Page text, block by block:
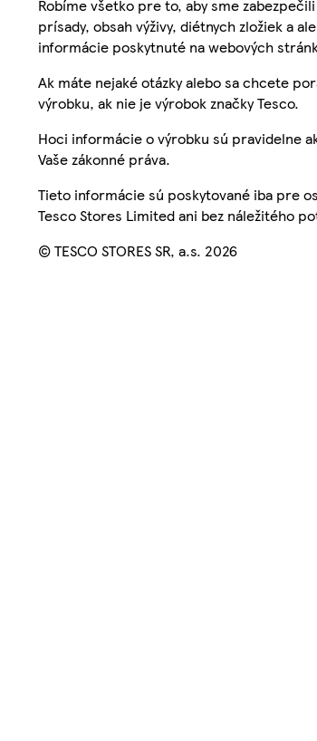
Robíme všetko pre to, aby sme
prísady, obsah výživy, diétnych zložiek a
informácie poskytnuté na webových
Ak máte nejaké otázky alebo sa chcete
výrobku, ak nie je výrobok značky Tesco.
Hoci informácie o výrobku sú pravidelne
Vaše zákonné práva.
Tieto informácie sú poskytované iba pre
Tesco Stores Limited ani bez náležitého
© TESCO STORES SR, a.s. 2026